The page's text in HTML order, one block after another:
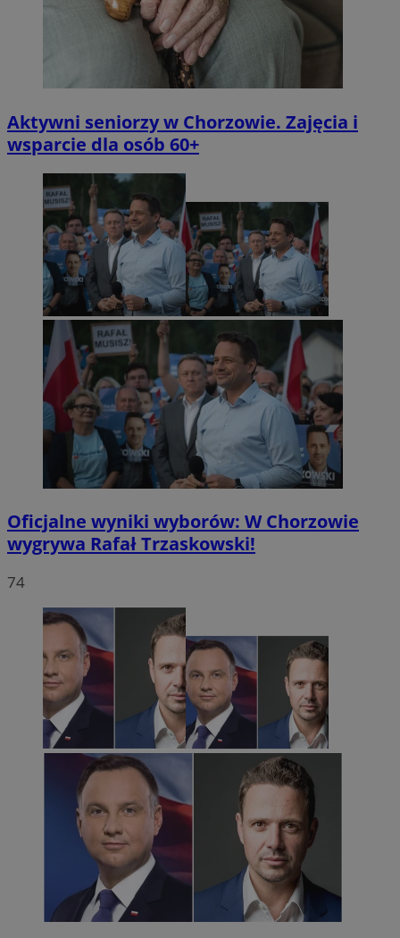
Aktywni seniorzy w Chorzowie. Zajęcia i
wsparcie dla osób 60+
Oficjalne wyniki wyborów: W Chorzowie
wygrywa Rafał Trzaskowski!
74